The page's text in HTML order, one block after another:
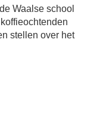
Waalse school
stellen over het